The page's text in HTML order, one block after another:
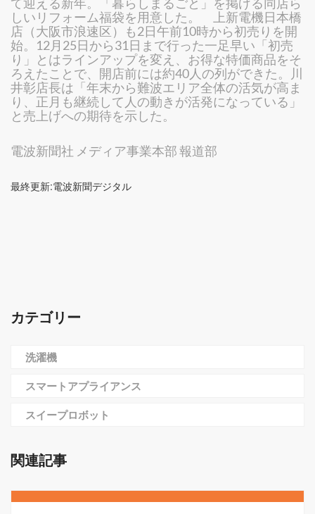
しいリフォーム福袋を用意した。 上新電機日本橋
店（大阪市浪速区）も2日午前10時から初売りを開
始。12月25日から31日まで行った一足早い「初売
り」とはラインアップを変え、お得な特価商品をそ
ろえたことで、開店前には約40人の列ができた。川
井彰店長は「年末から難波エリア全体の活気が高ま
り、正月も継続して人の動きが活発になっている」
と売上げへの期待を示した。
電波新聞社 メディア事業本部 報道部
最終更新:電波新聞デジタル
カテゴリー
洗濯機
スマートアプライアンス
スイープロボット
関連記事